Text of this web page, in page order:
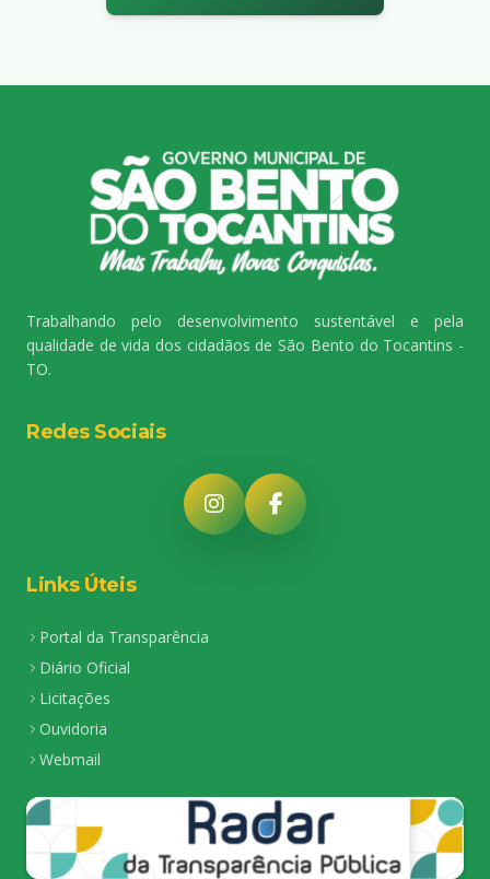
Trabalhando pelo desenvolvimento sustentável e pela
qualidade de vida dos cidadãos de São Bento do Tocantins -
TO.
Redes Sociais
Links Úteis
Portal da Transparência
Diário Oficial
Licitações
Ouvidoria
Webmail